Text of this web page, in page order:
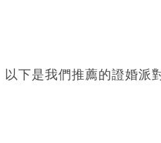
下是我們推薦的證婚派